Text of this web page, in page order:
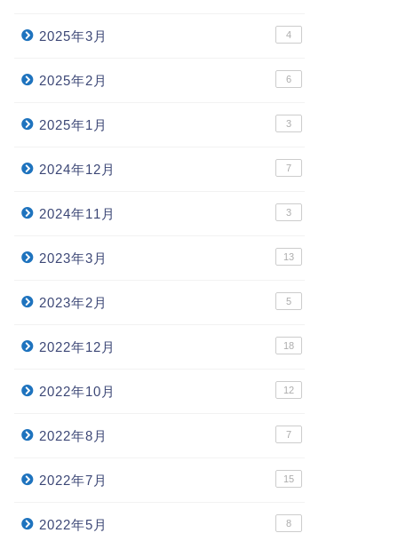
2025年3月 4
2025年2月 6
2025年1月 3
2024年12月 7
2024年11月 3
2023年3月 13
2023年2月 5
2022年12月 18
2022年10月 12
2022年8月 7
2022年7月 15
2022年5月 8